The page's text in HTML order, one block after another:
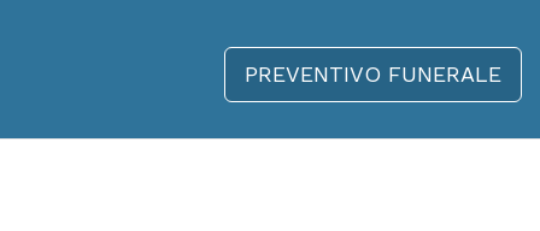
PREVENTIVO FUNERALE